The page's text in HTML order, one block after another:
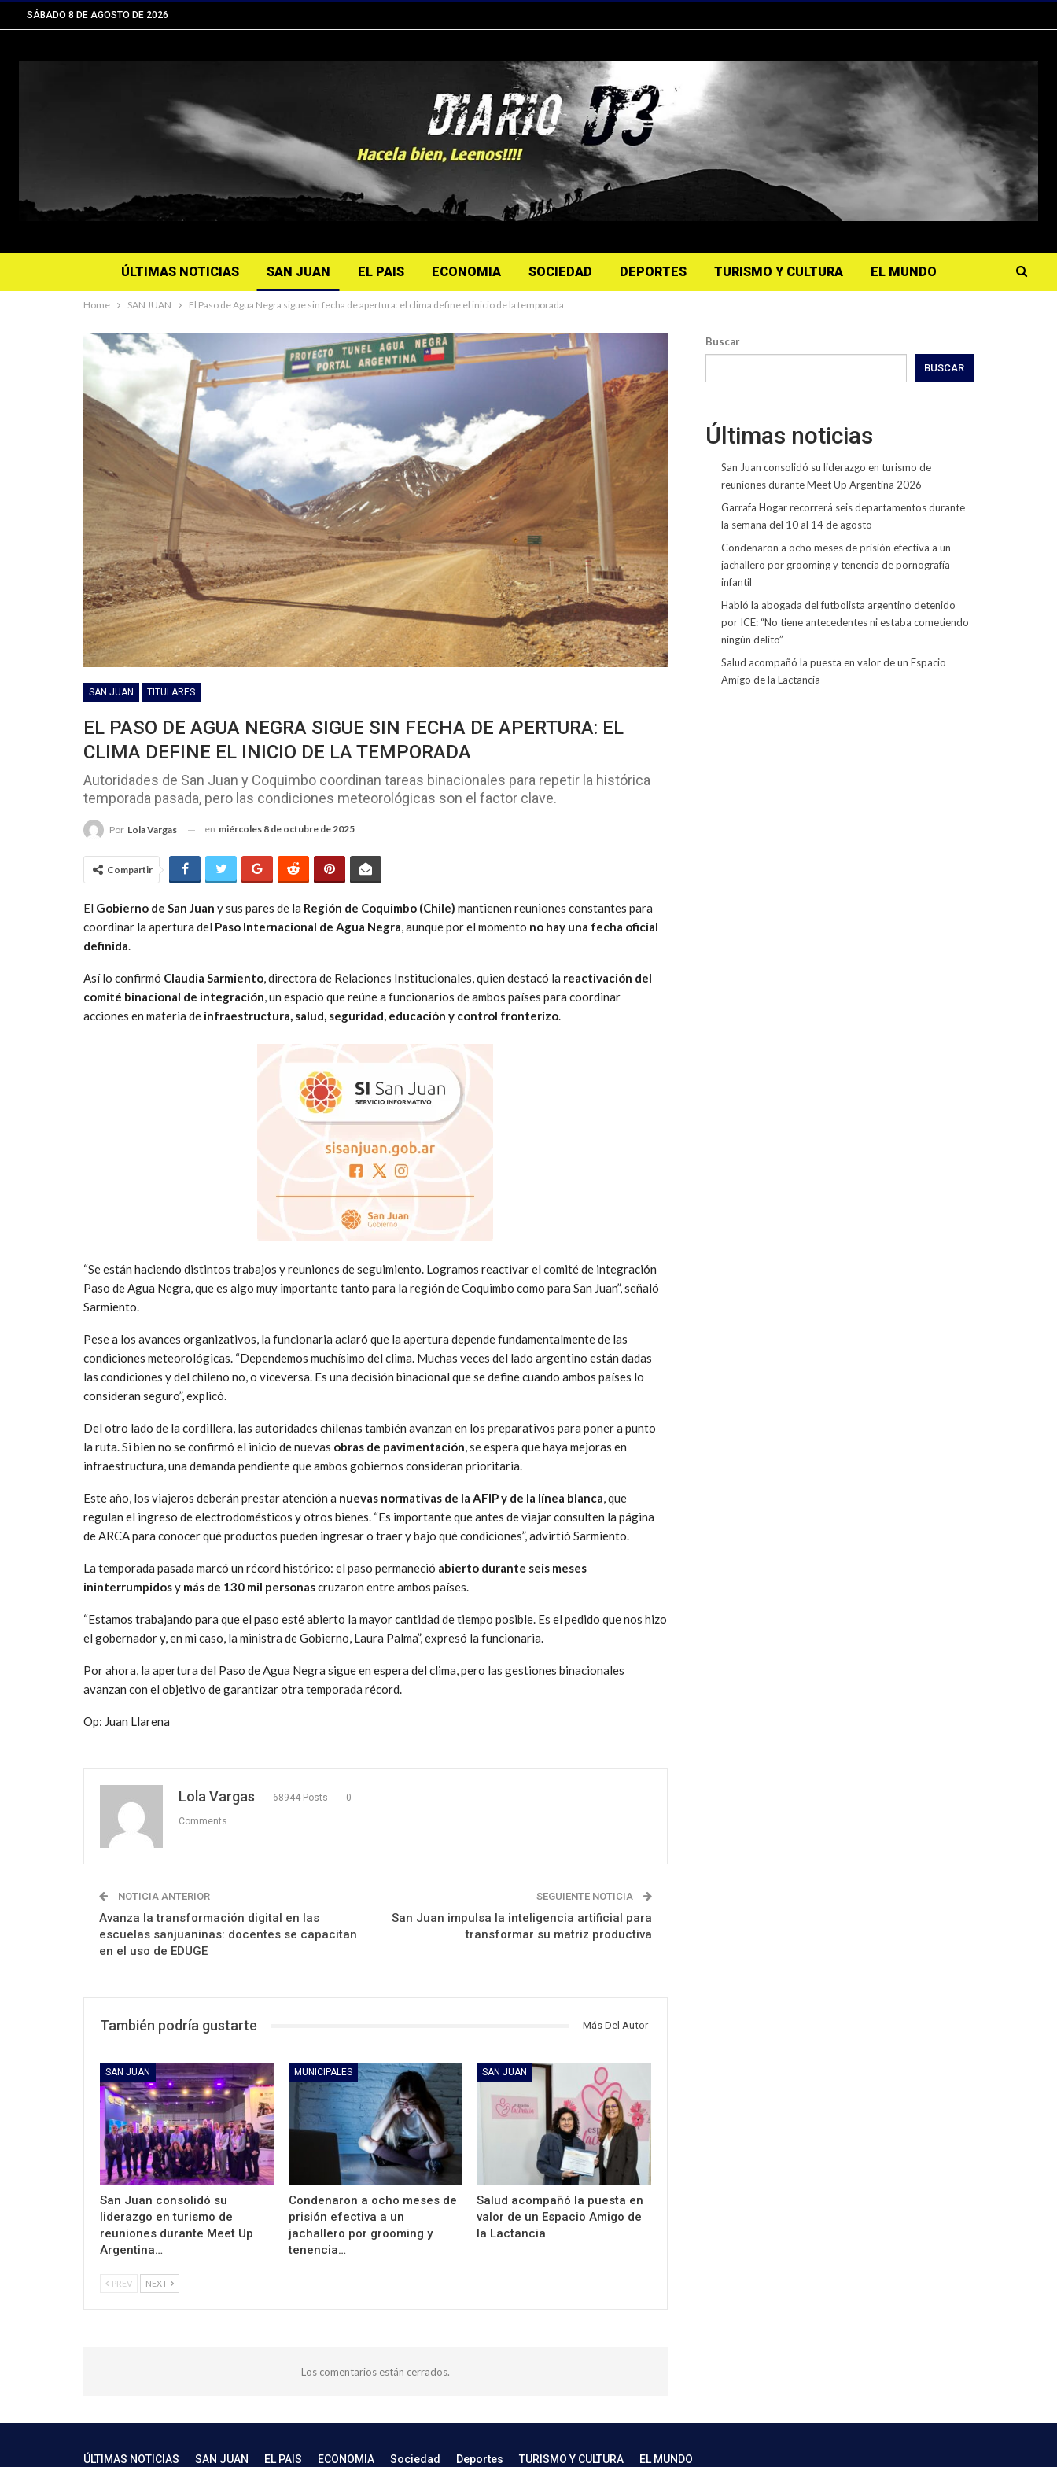
SÁBADO 8 DE AGOSTO DE 2026
ÚLTIMAS NOTICIAS SAN JUAN EL PAIS ECONOMIA SOCIEDAD DEPORTES TURISMO Y CULTURA EL MUNDO
Home SAN JUAN El Paso de Agua Negra sigue sin fecha de apertura: el clima define el inicio de la temporada
SAN JUAN TITULARES
EL PASO DE AGUA NEGRA SIGUE SIN FECHA DE APERTURA: EL
CLIMA DEFINE EL INICIO DE LA TEMPORADA
Autoridades de San Juan y Coquimbo coordinan tareas binacionales para repetir la histórica
temporada pasada, pero las condiciones meteorológicas son el factor clave.
Por Lola Vargas en miércoles 8 de octubre de 2025
Compartir
El Gobierno de San Juan y sus pares de la Región de Coquimbo (Chile) mantienen reuniones constantes para
coordinar la apertura del Paso Internacional de Agua Negra, aunque por el momento no hay una fecha oficial
definida.
Así lo confirmó Claudia Sarmiento, directora de Relaciones Institucionales, quien destacó la reactivación del
comité binacional de integración, un espacio que reúne a funcionarios de ambos países para coordinar
acciones en materia de infraestructura, salud, seguridad, educación y control fronterizo.
“Se están haciendo distintos trabajos y reuniones de seguimiento. Logramos reactivar el comité de integración
Paso de Agua Negra, que es algo muy importante tanto para la región de Coquimbo como para San Juan”, señaló
Sarmiento.
Pese a los avances organizativos, la funcionaria aclaró que la apertura depende fundamentalmente de las
condiciones meteorológicas. “Dependemos muchísimo del clima. Muchas veces del lado argentino están dadas
las condiciones y del chileno no, o viceversa. Es una decisión binacional que se define cuando ambos países lo
consideran seguro”, explicó.
Del otro lado de la cordillera, las autoridades chilenas también avanzan en los preparativos para poner a punto
la ruta. Si bien no se confirmó el inicio de nuevas obras de pavimentación, se espera que haya mejoras en
infraestructura, una demanda pendiente que ambos gobiernos consideran prioritaria.
Este año, los viajeros deberán prestar atención a nuevas normativas de la AFIP y de la línea blanca, que
regulan el ingreso de electrodomésticos y otros bienes. “Es importante que antes de viajar consulten la página
de ARCA para conocer qué productos pueden ingresar o traer y bajo qué condiciones”, advirtió Sarmiento.
La temporada pasada marcó un récord histórico: el paso permaneció abierto durante seis meses
ininterrumpidosy más de 130 mil personascruzaron entre ambos países.
“Estamos trabajando para que el paso esté abierto la mayor cantidad de tiempo posible. Es el pedido que nos hizo
el gobernador y, en mi caso, la ministra de Gobierno, Laura Palma”, expresó la funcionaria.
Por ahora, la apertura del Paso de Agua Negra sigue en espera del clima, pero las gestiones binacionales
avanzan con el objetivo de garantizar otra temporada récord.
Op: Juan Llarena
Lola Vargas 68944 Posts 0
Comments
NOTICIA ANTERIOR
Avanza la transformación digital en las
escuelas sanjuaninas: docentes se capacitan
en el uso de EDUGE
SEGUIENTE NOTICIA
San Juan impulsa la inteligencia artificial para
transformar su matriz productiva
También podría gustarte Más Del Autor
SAN JUAN
San Juan consolidó su
liderazgo en turismo de
reuniones durante Meet Up
Argentina…
MUNICIPALES
Condenaron a ocho meses de
prisión efectiva a un
jachallero por grooming y
tenencia…
SAN JUAN
Salud acompañó la puesta en
valor de un Espacio Amigo de
la Lactancia
PREV NEXT
Los comentarios están cerrados.
Buscar
BUSCAR
Últimas noticias
San Juan consolidó su liderazgo en turismo de
reuniones durante Meet Up Argentina 2026
Garrafa Hogar recorrerá seis departamentos durante
la semana del 10 al 14 de agosto
Condenaron a ocho meses de prisión efectiva a un
jachallero por grooming y tenencia de pornografía
infantil
Habló la abogada del futbolista argentino detenido
por ICE: “No tiene antecedentes ni estaba cometiendo
ningún delito”
Salud acompañó la puesta en valor de un Espacio
Amigo de la Lactancia
ÚLTIMAS NOTICIAS SAN JUAN EL PAIS ECONOMIA Sociedad Deportes TURISMO Y CULTURA EL MUNDO